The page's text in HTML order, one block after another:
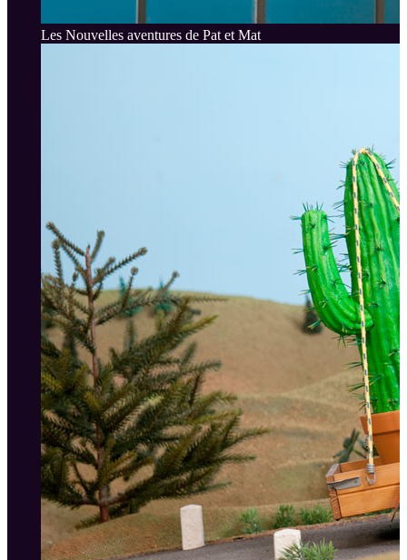
Les Nouvelles aventures de Pat et Mat